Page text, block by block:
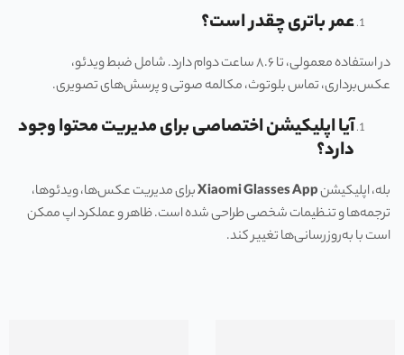
عمر باتری چقدر است؟
در استفاده معمولی، تا ۸.۶ ساعت دوام دارد. شامل ضبط ویدئو،
عکس‌برداری، تماس بلوتوث، مکالمه صوتی و پرسش‌های تصویری.
آیا اپلیکیشن اختصاصی برای مدیریت محتوا وجود
دارد؟
بله، اپلیکیشنXiaomi Glasses Appبرای مدیریت عکس‌ها، ویدئوها،
ترجمه‌ها و تنظیمات شخصی طراحی شده است. ظاهر و عملکرد اپ ممکن
است با به‌روزرسانی‌ها تغییر کند.